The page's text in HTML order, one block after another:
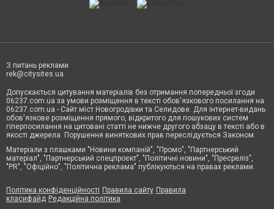
З питань реклами
rek@citysites.ua
Допускається цитування матеріалів без отримання попередньої згоди
06237.com.ua за умови розміщення в тексті обов'язкового посилання на
06237.com.ua - Сайт міст Новогродівки та Селидове. Для інтернет-видань
обов'язкове розміщення прямого, відкритого для пошукових систем
гіперпосилання на цитовані статті не нижче другого абзацу в тексті або в
якості джерела. Порушення виняткових прав переслідується Законом.
Матеріали з плашками "Новини компаній", "Промо", "Партнерський
матеріал", "Партнерський спецпроєкт", "Політичні новини", "Пресреліз",
"PR", "Офіційно", "Політична реклама" публікуються на правах реклами.
Політика конфіденційності Правила сайту Правила
класифайд Редакційна політика